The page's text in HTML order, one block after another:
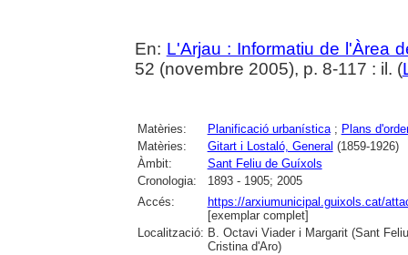
En: L'Arjau : Informatiu de l'Àrea
52 (novembre 2005), p. 8-117 : il. (
Matèries: Planificació urbanística; Plans
Matèries:
Gitart i Lostaló, General (1859-1926)
Àmbit:
Sant Feliu de Guíxols
Cronologia:
1893 - 1905; 2005
Accés:
https://arxiumunicipal.guixols.cat/
[exemplar complet]
Localització: B. Octavi Viader i Margarit (Sant
Cristina d'Aro)